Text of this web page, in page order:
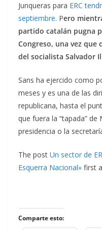
Junqueras para ERC
septiembre. Pero
partido catalán pugna
Congreso, una vez que
del socialista Salvador
Sans ha ejercido como
meses y es una de las
republicana, hasta el
que fuera la “tapada”
presidencia o la
The post Un sector de
Esquerra Nacional» first
Comparte esto: